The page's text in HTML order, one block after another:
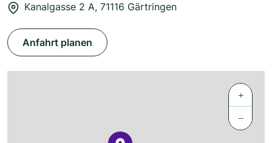
Kanalgasse 2 A, 71116 Gärtringen
Anfahrt planen
+
−